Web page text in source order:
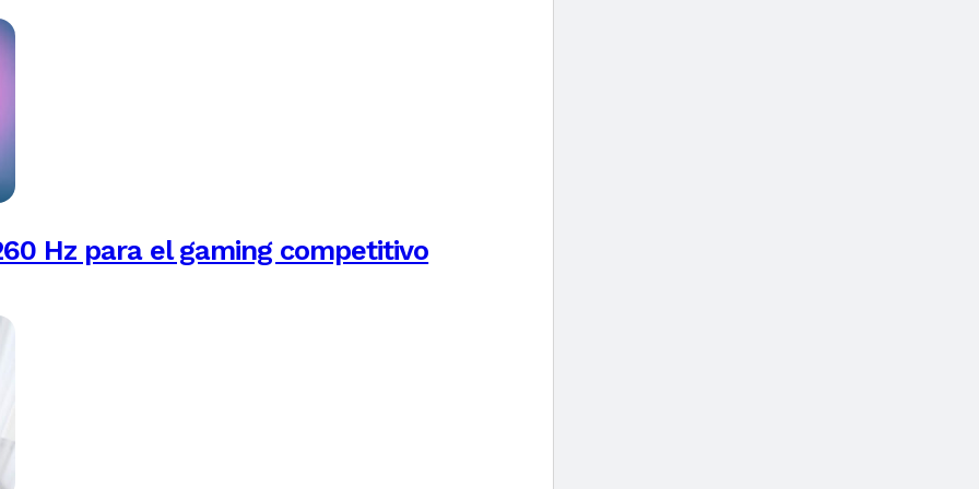
Hz para el gaming competitivo